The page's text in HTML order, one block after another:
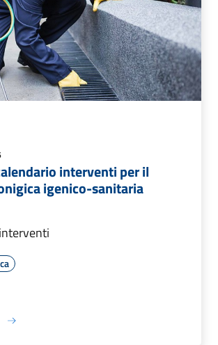
interventi per il
igenico-sanitaria